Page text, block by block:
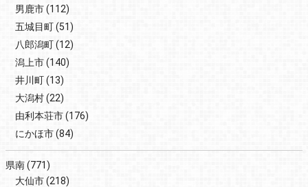
男鹿市(112)
五城目町(51)
八郎潟町(12)
潟上市(140)
井川町(13)
大潟村(22)
由利本荘市(176)
にかほ市(84)
県南(771)
大仙市(218)